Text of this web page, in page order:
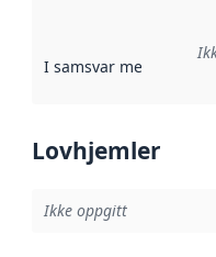
I samsvar med
Lovhjemler
Ikke oppgitt